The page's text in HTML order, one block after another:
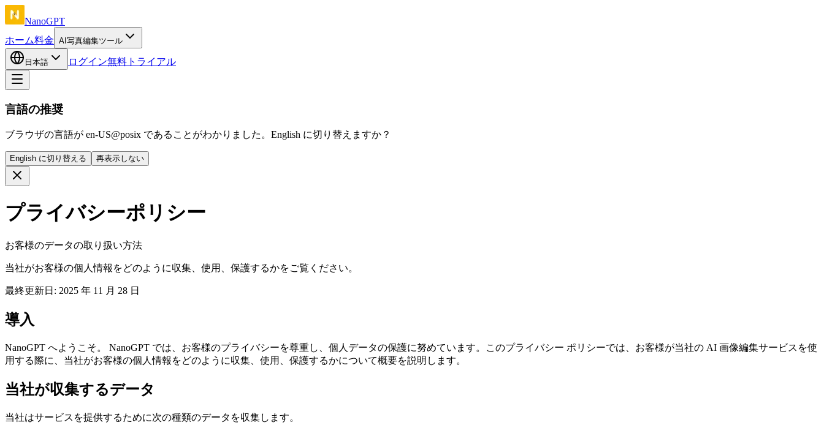
NanoGPT
ホーム料金 AI写真編集ツール
日本語 ログイン無料トライアル
言語の推奨
ブラウザの言語が en-US@posix であることがわかりました。English に切り替えますか？
English に切り替える 再表示しない
プライバシーポリシー
お客様のデータの取り扱い方法
当社がお客様の個人情報をどのように収集、使用、保護するかをご覧ください。
最終更新日: 2025 年 11 月 28 日
導入
NanoGPT へようこそ。 NanoGPT では、お客様のプライバシーを尊重し、個人データの保護に努めています。このプライバシー ポリシーでは、お客様が当社の AI 画像編集サービスを使
用する際に、当社がお客様の個人情報をどのように収集、使用、保護するかについて概要を説明します。
当社が収集するデータ
当社はサービスを提供するために次の種類のデータを収集します。